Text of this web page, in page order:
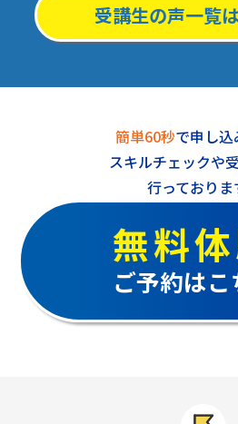
受講生の声一覧
簡単60秒で申し込
スキルチェックや
行っておりま
無料
ご予約はこ